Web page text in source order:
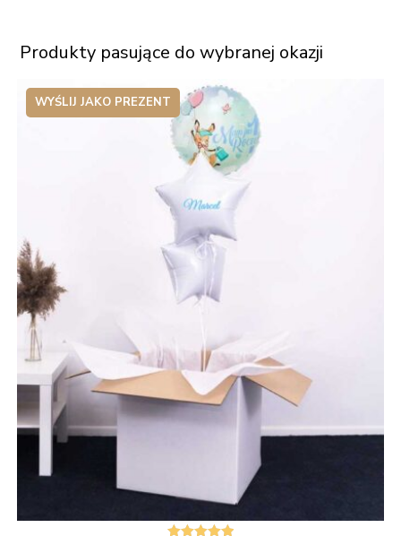
Produkty pasujące do wybranej okazji
WYŚLIJ JAKO PREZENT